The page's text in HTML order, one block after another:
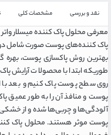
نقد و بررسی مشخصات کلی
معرفی محلول پاک کننده میسلار
پاک کننده‌های پوست صورت شامل
بهترین روش پاکسازی پوست،
طوریکه ابتدا با محصولات آرایش پاک‌
روی سطح پوست پاک کنیم و بعد
پوست و منافذ آن را به طور عمیق
آلودگی‌ها و چربی‌ها شده و از
پوست موثر هستند. محلول پاک